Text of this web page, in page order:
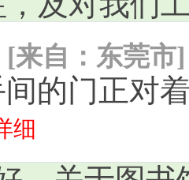
[来自：东莞市]
的门正对
细